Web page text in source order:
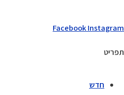
FacebookInstagram
תפריט
חדש